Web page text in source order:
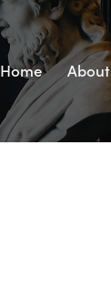
Home About